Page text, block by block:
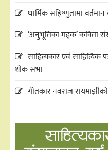
धार्मिक सहिष्णुतामा
‘अनुभूतिका महक’ कविता
साहित्यकार एवं साहित्यिक
शोक सभा
गीतकार नवराज